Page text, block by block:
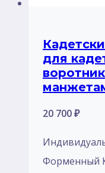
для
20 700₽
Форменный